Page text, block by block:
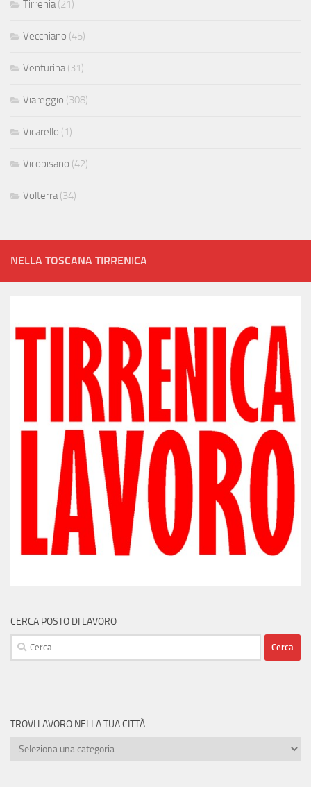
Tirrenia (21)
Vecchiano (45)
Venturina (31)
Viareggio (308)
Vicarello (1)
Vicopisano (42)
Volterra (34)
NELLA TOSCANA TIRRENICA
CERCA POSTO DI LAVORO
Ricerca
per:
TROVI LAVORO NELLA TUA CITTÀ
Trovi